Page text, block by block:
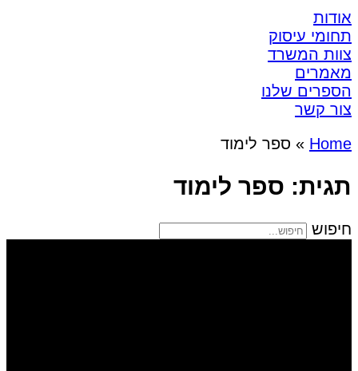
אודות
תחומי עיסוק
צוות המשרד
מאמרים
הספרים שלנו
צור קשר
Home
» ספר לימוד
תגית: ספר לימוד
חיפוש